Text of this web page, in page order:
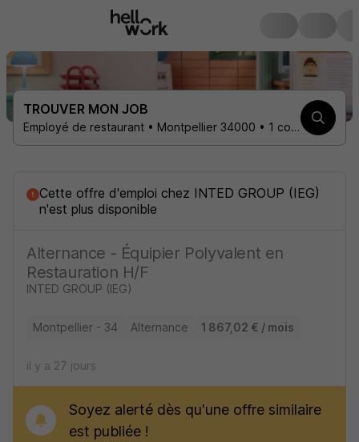
TROUVER MON JOB
Employé de restaurant • Montpellier 34000 • 1 contrat
Cette offre d'emploi chez INTED GROUP (IEG)
n'est plus disponible
Alternance - Équipier Polyvalent en
Restauration H/F
INTED GROUP (IEG)
Montpellier - 34 Alternance 1 867,02 € / mois
il y a 27 jours
Soyez alerté dès qu'une offre similaire
est publiée !